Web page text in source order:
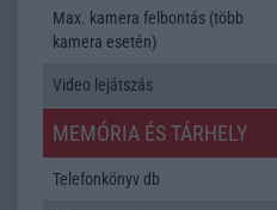
Max. kamera felbontás (több
kamera esetén)
Video lejátszás
MEMÓRIA ÉS TÁRHELY
Telefonkönyv db